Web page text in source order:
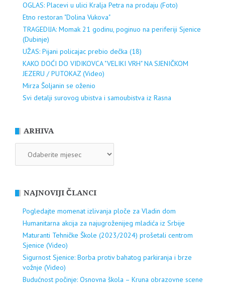
OGLAS: Placevi u ulici Kralja Petra na prodaju (Foto)
Etno restoran "Dolina Vukova"
TRAGEDIJA: Momak 21 godinu, poginuo na periferiji Sjenice
(Dubinje)
UŽAS: Pijani policajac prebio dečka (18)
KAKO DOĆI DO VIDIKOVCA "VELIKI VRH" NA SJENIČKOM
JEZERU / PUTOKAZ (Video)
Mirza Šoljanin se oženio
Svi detalji surovog ubistva i samoubistva iz Rasna
ARHIVA
NAJNOVIJI ČLANCI
Pogledajte momenat izlivanja ploče za Vladin dom
Humanitarna akcija za najugroženijeg mladića iz Srbije
Maturanti Tehničke Škole (2023/2024) prošetali centrom
Sjenice (Video)
Sigurnost Sjenice: Borba protiv bahatog parkiranja i brze
vožnje (Video)
Budućnost počinje: Osnovna škola – Kruna obrazovne scene